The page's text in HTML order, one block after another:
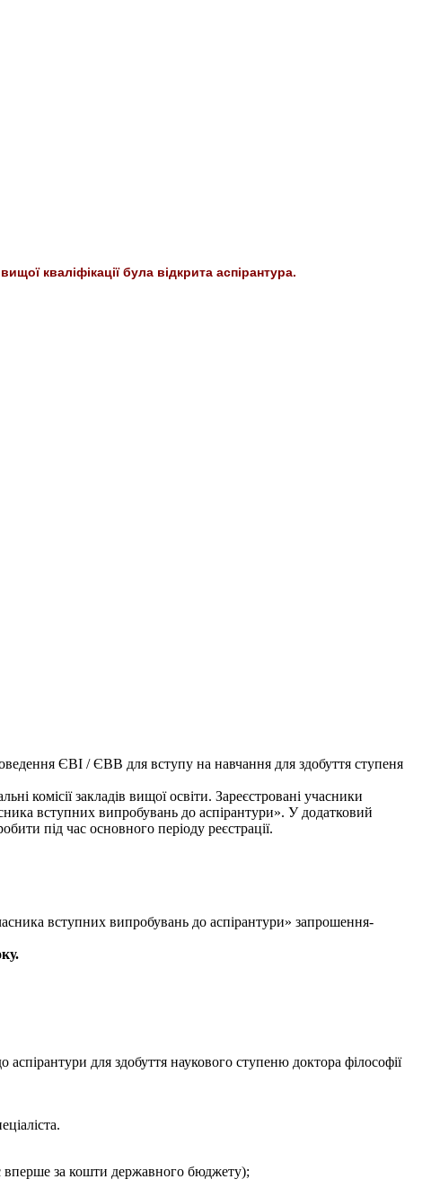
кваліфікації була відкрита аспірантура.
ЄВІ / ЄВВ для вступу на навчання для здобуття ступеня
комісії закладів вищої освіти. Зареєстровані учасники
вступних випробувань до аспірантури». У додатковий
під час основного періоду реєстрації.
вступних випробувань до аспірантури» запрошення-
для здобуття наукового ступеню доктора філософії
вперше за кошти державного бюджету);